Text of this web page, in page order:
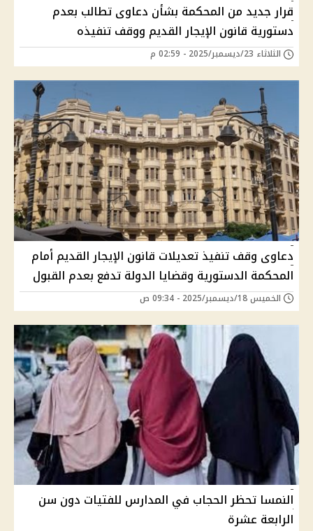
قرار جديد من المحكمة بشأن دعاوى تطالب بعدم
دستورية قانون الإيجار القديم ووقف تنفيذه
الثلاثاء 23/ديسمبر/2025 - 02:59 م
دعاوى وقف تنفيذ تعديلات قانون الإيجار القديم أمام
المحكمة الدستورية وقضايا الدولة تدفع بعدم القبول
الخميس 18/ديسمبر/2025 - 09:34 ص
النمسا تحظر الحجاب في المدارس للفتيات دون سن
الرابعة عشرة